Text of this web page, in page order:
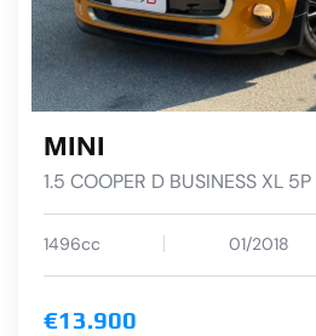
MINI
1.5 COOPER D BUSINESS XL 5P
1496cc 01/2018
€13.900